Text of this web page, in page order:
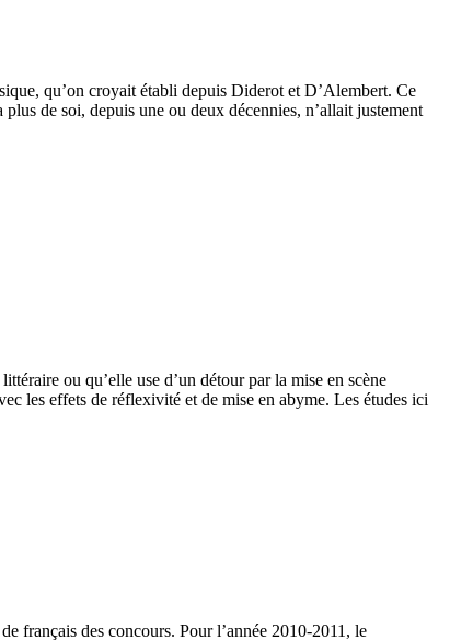
qu’on croyait établi depuis Diderot et D’Alembert. Ce
de soi, depuis une ou deux décennies, n’allait justement
ou qu’elle use d’un détour par la mise en scène
les effets de réflexivité et de mise en abyme. Les études ici
français des concours. Pour l’année 2010-2011, le